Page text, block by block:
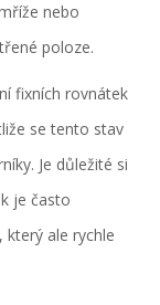
nebo
poloze.
fixních rovnátek
se tento stav
Je důležité si
je často
ale rychle